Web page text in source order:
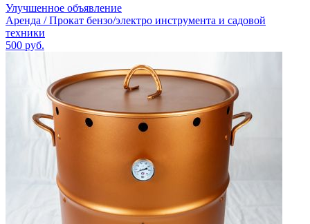
Улучшенное объявление
Аренда / Прокат бензо/электро инструмента и садовой
техники
500 руб.